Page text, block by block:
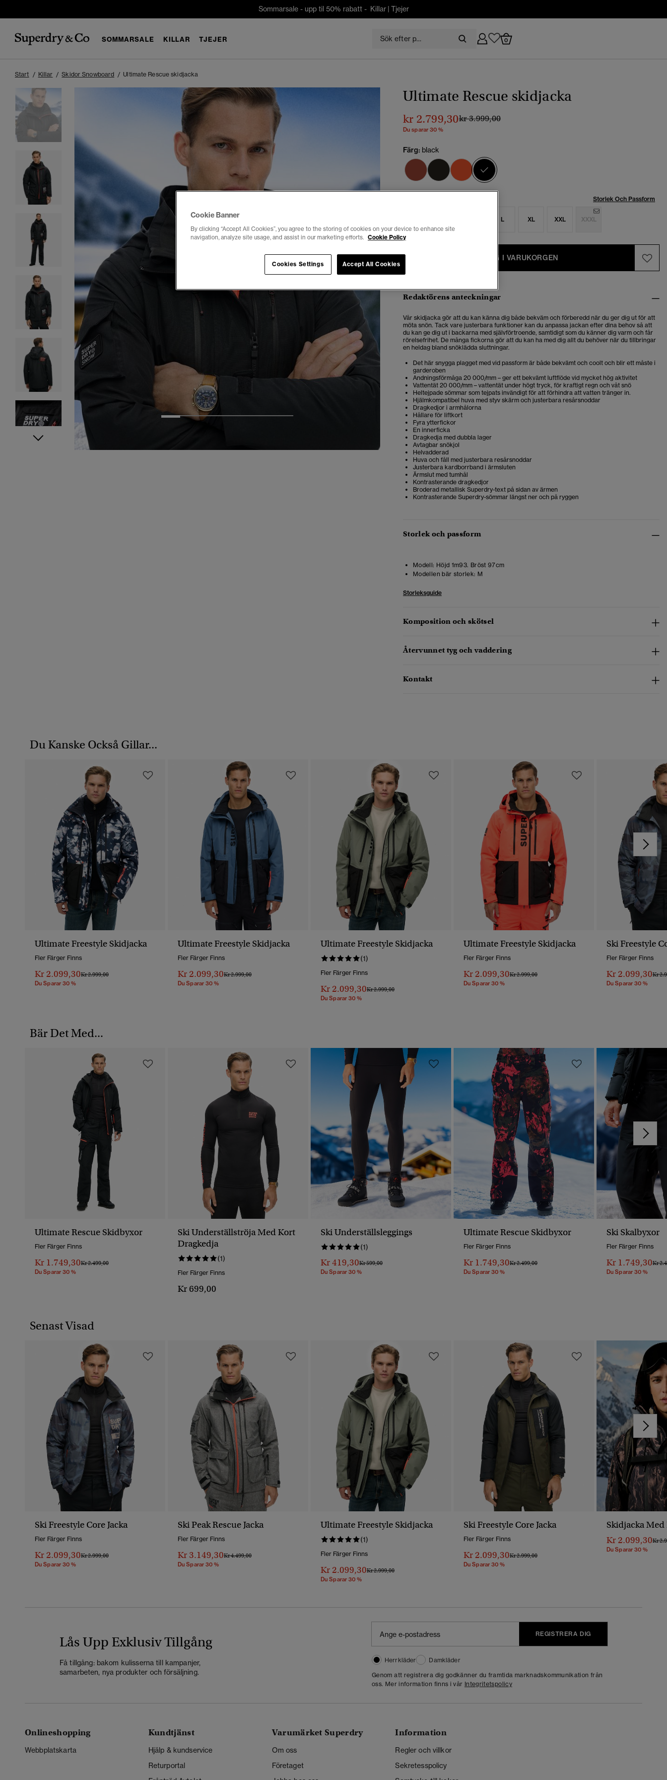
Sommarsale - upp til 50% rabatt - Killar| Tjejer
SOMMARSALE KILLAR TJEJER 0
Start Killar Skidor Snowboard Ultimate Rescue skidjacka
2
Ultimate Rescue skidjacka
kr 2.799,30Pris reducerat från
kr 3.999,00till
Du sparar 30 %
Färg: black
vald
Storlek Och Passform
L XL XXL XXXL
LÄGG I VARUKORGEN
Redaktörens anteckningar
Vår skidjacka gör att du kan känna dig både bekväm och förberedd när du ger dig ut för att
möta snön. Tack vare justerbara funktioner kan du anpassa jackan efter dina behov så att
du kan ge dig ut i backarna med självförtroende, samtidigt som du känner dig varm och får
rörelsefrihet. De många fickorna gör att du kan ha med dig allt du behöver när du tillbringar
en heldag bland snöklädda sluttningar.
Det här snygga plagget med vid passform är både bekvämt och coolt och blir ett måste i
garderoben
Andningsförmåga 20 000/mm – ger ett bekvämt luftflöde vid mycket hög aktivitet
Vattentät 20 000/mm – vattentät under högt tryck, för kraftigt regn och våt snö
Heltejpade sömmar som tejpats invändigt för att förhindra att vatten tränger in.
Hjälmkompatibel huva med styv skärm och justerbara resårsnoddar
Dragkedjor i armhålorna
Hållare för liftkort
Fyra ytterfickor
En innerficka
Dragkedja med dubbla lager
Avtagbar snökjol
Helvadderad
Huva och fåll med justerbara resårsnoddar
Justerbara kardborrband i ärmsluten
Ärmslut med tumhål
Kontrasterande dragkedjor
Broderad metallisk Superdry-text på sidan av ärmen
Kontrasterande Superdry-sömmar längst ner och på ryggen
Storlek och passform
Modell: Höjd 1m93. Bröst 97cm
Modellen bär storlek: M
Storleksguide
Komposition och skötsel
Återvunnet tyg och vaddering
Kontakt
Du Kanske Också Gillar...
Ultimate Freestyle Skidjacka
Fler Färger Finns
Kr 2.099,30Pris Reducerat Från
Kr 2.999,00Till
Du Sparar 30 %
Ultimate Freestyle Skidjacka
Fler Färger Finns
Kr 2.099,30Pris Reducerat Från
Kr 2.999,00Till
Du Sparar 30 %
Ultimate Freestyle Skidjacka
(1)
Fler Färger Finns
Kr 2.099,30Pris Reducerat Från
Kr 2.999,00Till
Du Sparar 30 %
Ultimate Freestyle Skidjacka
Fler Färger Finns
Kr 2.099,30Pris Reducerat Från
Kr 2.999,00Till
Du Sparar 30 %
Ski Freestyle
Fler Färger Finns
Kr 2.099,30Pris
Kr
Du Sparar 30 %
Bär Det Med...
Ultimate Rescue Skidbyxor
Fler Färger Finns
Kr 1.749,30Pris Reducerat Från
Kr 2.499,00Till
Du Sparar 30 %
Ski Underställströja Med Kort
Dragkedja
(1)
Fler Färger Finns
Kr 699,00
Ski Underställsleggings
(1)
Kr 419,30Pris Reducerat Från
Kr 599,00Till
Du Sparar 30 %
Ultimate Rescue Skidbyxor
Fler Färger Finns
Kr 1.749,30Pris Reducerat Från
Kr 2.499,00Till
Du Sparar 30 %
Ski Skalbyxor
Fler Färger Finns
Kr 1.749,30Pris
Kr
Du Sparar 30 %
Senast Visad
Ski Freestyle Core Jacka
Fler Färger Finns
Kr 2.099,30Pris Reducerat Från
Kr 2.999,00Till
Du Sparar 30 %
Ski Peak Rescue Jacka
Fler Färger Finns
Kr 3.149,30Pris Reducerat Från
Kr 4.499,00Till
Du Sparar 30 %
Ultimate Freestyle Skidjacka
(1)
Fler Färger Finns
Kr 2.099,30Pris Reducerat Från
Kr 2.999,00Till
Du Sparar 30 %
Ski Freestyle Core Jacka
Fler Färger Finns
Kr 2.099,30Pris Reducerat Från
Kr 2.999,00Till
Du Sparar 30 %
Skidjacka Med
Kr 2.099,30Pris
Kr
Du Sparar 30 %
Lås Upp Exklusiv Tillgång
Få tillgång: bakom kulisserna till kampanjer,
samarbeten, nya produkter och försäljning.
REGISTRERA DIG
Herrkläder
Damkläder
Genom att registrera dig godkänner du framtida marknadskommunikation från
oss. Mer information finns i vår Integritetspolicy
Onlineshopping
Webbplatskarta
Kundtjänst
Hjälp & kundservice
Returportal
Varumärket Superdry
Om oss
Företaget
Information
Regler och villkor
Sekretesspolicy
Cookie Banner
By clicking “Accept All Cookies”, you agree to the storing of cookies on your device to enhance site
navigation, analyze site usage, and assist in our marketing efforts. Cookie Policy
Accept All Cookies
Cookies Settings